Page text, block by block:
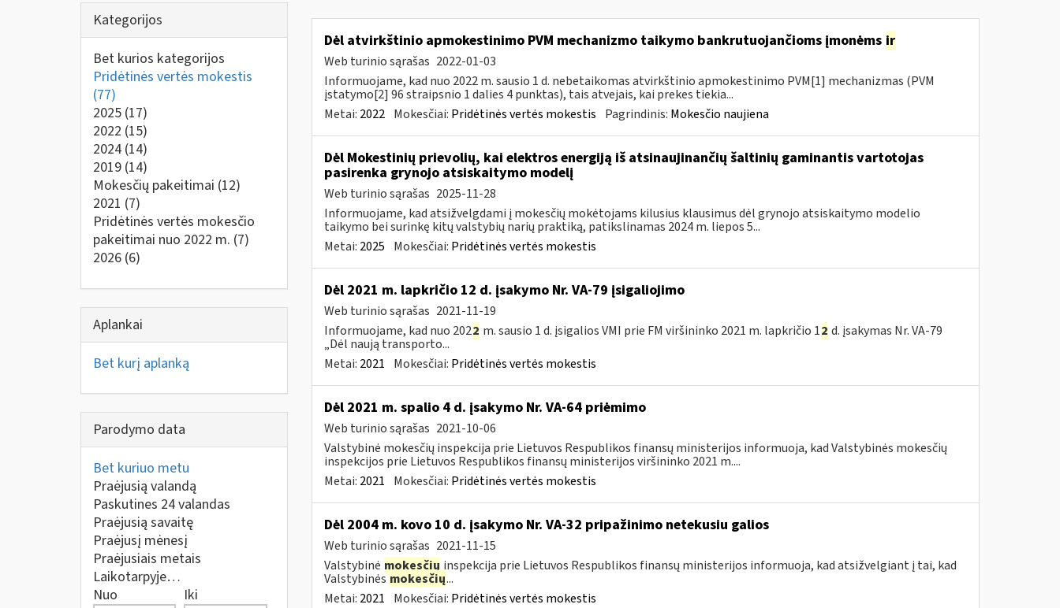
Kategorijos
Bet kurios kategorijos
Pridėtinės vertės mokestis
(77)
2025 (17)
2022 (15)
2024 (14)
2019 (14)
Mokesčių pakeitimai (12)
2021 (7)
Pridėtinės vertės mokesčio
pakeitimai nuo 2022 m. (7)
2026 (6)
Aplankai
Bet kurį aplanką
Parodymo data
Bet kuriuo metu
Praėjusią valandą
Paskutines 24 valandas
Praėjusią savaitę
Praėjusį mėnesį
Praėjusiais metais
Laikotarpyje…
Nuo
Iki
Dėl atvirkštinio apmokestinimo PVM mechanizmo taikymo bankrutuojančioms įmonėms ir
Web turinio sąrašas 2022-01-03
Informuojame, kad nuo 2022 m. sausio 1 d. nebetaikomas atvirkštinio apmokestinimo PVM[1] mechanizmas (PVM
įstatymo[2] 96 straipsnio 1 dalies 4 punktas), tais atvejais, kai prekes tiekia...
Metai: 2022 Mokesčiai: Pridėtinės vertės mokestis Pagrindinis: Mokesčio naujiena
Dėl Mokestinių prievolių, kai elektros energiją iš atsinaujinančių šaltinių gaminantis vartotojas
pasirenka grynojo atsiskaitymo modelį
Web turinio sąrašas 2025-11-28
Informuojame, kad atsižvelgdami į mokesčių mokėtojams kilusius klausimus dėl grynojo atsiskaitymo modelio
taikymo bei surinkę kitų valstybių narių praktiką, patikslinamas 2024 m. liepos 5...
Metai: 2025 Mokesčiai: Pridėtinės vertės mokestis
Dėl 2021 m. lapkričio 12 d. įsakymo Nr. VA-79 įsigaliojimo
Web turinio sąrašas 2021-11-19
Informuojame, kad nuo 2022 m. sausio 1 d. įsigalios VMI prie FM viršininko 2021 m. lapkričio 12 d. įsakymas Nr. VA-79
„Dėl naują transporto...
Metai: 2021 Mokesčiai: Pridėtinės vertės mokestis
Dėl 2021 m. spalio 4 d. įsakymo Nr. VA-64 priėmimo
Web turinio sąrašas 2021-10-06
Valstybinė mokesčių inspekcija prie Lietuvos Respublikos finansų ministerijos informuoja, kad Valstybinės mokesčių
inspekcijos prie Lietuvos Respublikos finansų ministerijos viršininko 2021 m....
Metai: 2021 Mokesčiai: Pridėtinės vertės mokestis
Dėl 2004 m. kovo 10 d. įsakymo Nr. VA-32 pripažinimo netekusiu galios
Web turinio sąrašas 2021-11-15
Valstybinė mokesčių inspekcija prie Lietuvos Respublikos finansų ministerijos informuoja, kad atsižvelgiant į tai, kad
Valstybinėsmokesčių...
Metai: 2021 Mokesčiai: Pridėtinės vertės mokestis